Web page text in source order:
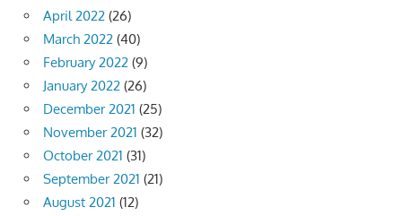
April 2022 (26)
March 2022 (40)
February 2022 (9)
January 2022 (26)
December 2021 (25)
November 2021 (32)
October 2021 (31)
September 2021 (21)
August 2021 (12)